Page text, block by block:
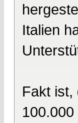
Italien
Fakt ist,